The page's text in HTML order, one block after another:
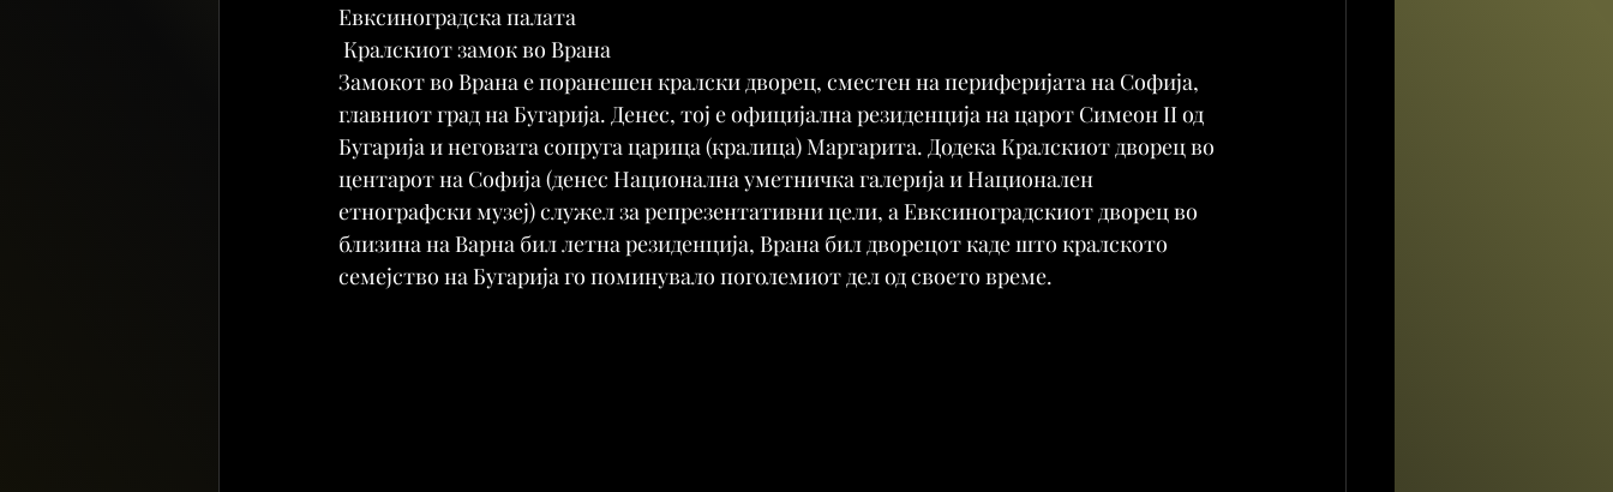
Евксиноградска палата
Кралскиот замок во Врана
Замокот во Врана е поранешен кралски дворец, сместен на периферијата на Софија,
главниот град на Бугарија. Денес, тој е официјална резиденција на царот Симеон II од
Бугарија и неговата сопруга царица (кралица) Маргарита. Додека Кралскиот дворец во
центарот на Софија (денес Национална уметничка галерија и Национален
етнографски музеј) служел за репрезентативни цели, а Евксиноградскиот дворец во
близина на Варна бил летна резиденција, Врана бил дворецот каде што кралското
семејство на Бугарија го поминувало поголемиот дел од своето време.